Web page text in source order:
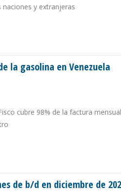
y extranjeras
la gasolina en Venezuela
cubre 98% de la factura
de b/d en diciembre de